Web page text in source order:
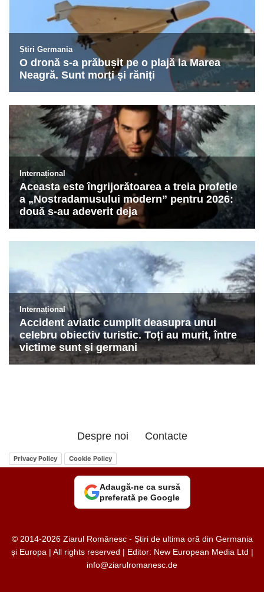
Despre noi Contacte
Privacy Policy Cookie Policy
Adaugă-ne ca sursă
preferată pe Google
© 2014-2026 Ziarul Românesc - Știri de ultima oră din Germania
și Europa | All rights reserved | Editor: New European Media Ltd |
info@ziarulromanesc.de